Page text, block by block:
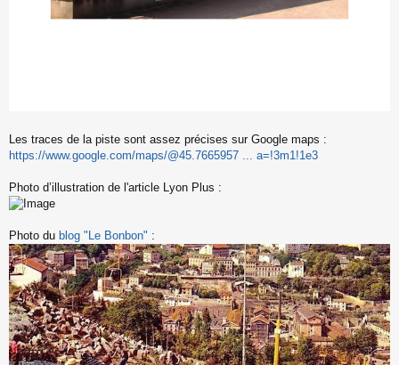
Les traces de la piste sont assez précises sur Google maps :
https://www.google.com/maps/@45.7665957 ... a=!3m1!1e3
Photo d’illustration de l'article Lyon Plus :
Photo du blog "Le Bonbon" :